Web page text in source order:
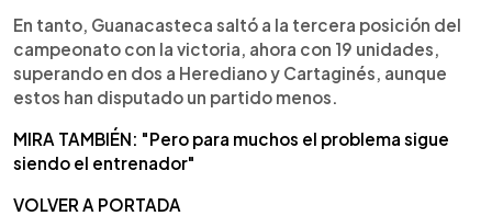
En tanto, Guanacasteca saltó a la tercera posición del
campeonato con la victoria, ahora con 19 unidades,
superando en dos a Herediano y Cartaginés, aunque
estos han disputado un partido menos.
MIRA TAMBIÉN: "Pero para muchos el problema sigue
siendo el entrenador"
VOLVER A PORTADA